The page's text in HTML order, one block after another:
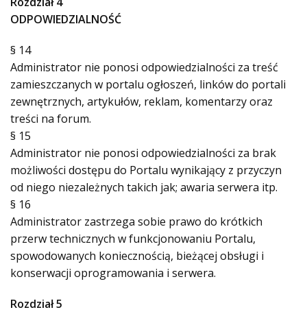
ODPOWIEDZIALNOŚĆ
§ 14
Administrator nie ponosi odpowiedzialności za treść
zamieszczanych w portalu ogłoszeń, linków do portali
zewnętrznych, artykułów, reklam, komentarzy oraz
treści na forum.
§ 15
Administrator nie ponosi odpowiedzialności za brak
możliwości dostępu do Portalu wynikający z przyczyn
od niego niezależnych takich jak; awaria serwera itp.
§ 16
Administrator zastrzega sobie prawo do krótkich
przerw technicznych w funkcjonowaniu Portalu,
spowodowanych koniecznością, bieżącej obsługi i
konserwacji oprogramowania i serwera.
Rozdział 5